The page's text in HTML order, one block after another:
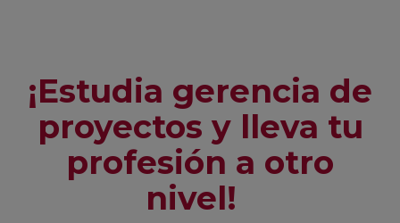
¡Estudia gerencia de
proyectos y lleva tu
profesión a otro
nivel!